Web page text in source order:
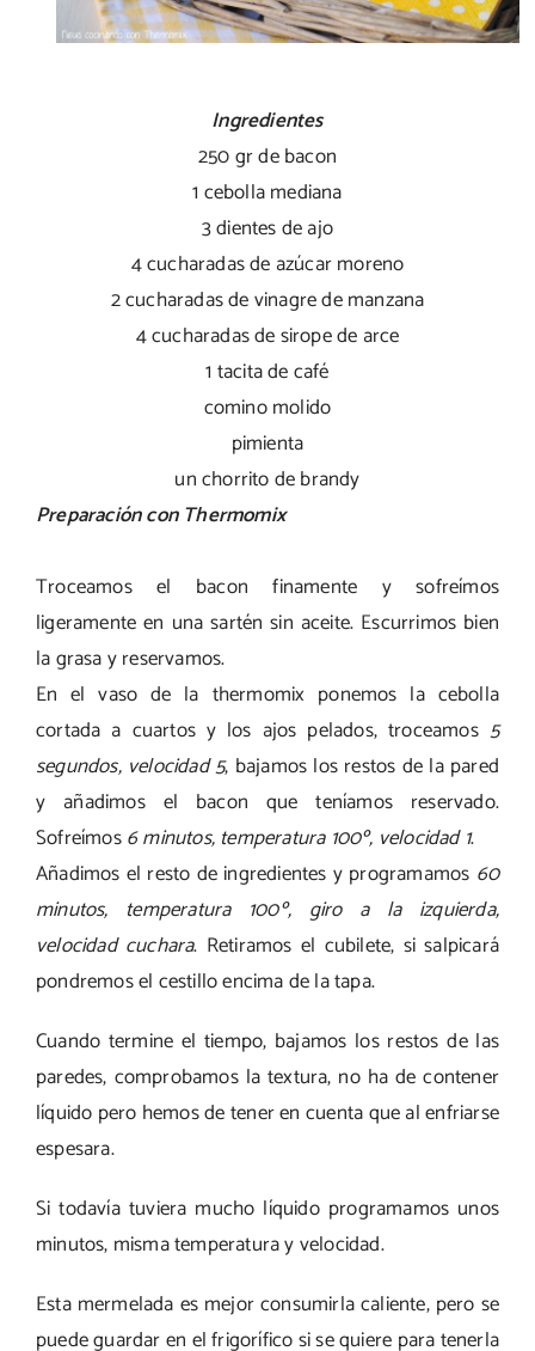
Ingredientes
250 gr de bacon
1 cebolla mediana
3 dientes de ajo
4 cucharadas de azúcar moreno
2 cucharadas de vinagre de manzana
4 cucharadas de sirope de arce
1 tacita de café
comino molido
pimienta
un chorrito de brandy
Preparación con Thermomix
Troceamos el bacon finamente y sofreímos
ligeramente en una sartén sin aceite. Escurrimos bien
la grasa y reservamos.
En el vaso de la thermomix ponemos la cebolla
cortada a cuartos y los ajos pelados, troceamos 5
segundos, velocidad 5, bajamos los restos de la pared
y añadimos el bacon que teníamos reservado.
Sofreímos6 minutos, temperatura 100º, velocidad 1.
Añadimos el resto de ingredientes y programamos 60
minutos, temperatura 100º, giro a la izquierda,
velocidad cuchara. Retiramos el cubilete, si salpicará
pondremos el cestillo encima de la tapa.
Cuando termine el tiempo, bajamos los restos de las
paredes, comprobamos la textura, no ha de contener
líquido pero hemos de tener en cuenta que al enfriarse
espesara.
Si todavía tuviera mucho líquido programamos unos
minutos, misma temperatura y velocidad.
Esta mermelada es mejor consumirla caliente, pero se
puede guardar en el frigorífico si se quiere para tenerla